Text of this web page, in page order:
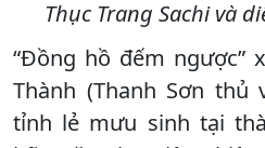
Thục Trang Sachi và
“Đồng hồ đếm ngược”
Thành (Thanh Sơn thủ
tỉnh lẻ mưu sinh tại